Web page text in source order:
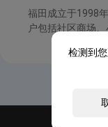
福田成立于1998
户包括社区商场
检测到